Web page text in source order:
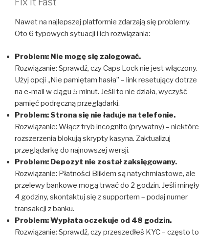
Nawet na najlepszej platformie zdarzają się problemy.
Oto 6 typowych sytuacji i ich rozwiązania:
Problem: Nie mogę się zalogować.
Rozwiązanie: Sprawdź, czy Caps Lock nie jest włączony.
Użyj opcji „Nie pamiętam hasła” – link resetujący dotrze
na e-mail w ciągu 5 minut. Jeśli to nie działa, wyczyść
pamięć podręczną przeglądarki.
Problem: Strona się nie ładuje na telefonie.
Rozwiązanie: Włącz tryb incognito (prywatny) – niektóre
rozszerzenia blokują skrypty kasyna. Zaktualizuj
przeglądarkę do najnowszej wersji.
Problem: Depozyt nie został zaksięgowany.
Rozwiązanie: Płatności Blikiem są natychmiastowe, ale
przelewy bankowe mogą trwać do 2 godzin. Jeśli minęły
4 godziny, skontaktuj się z supportem – podaj numer
transakcji z banku.
Problem: Wypłata oczekuje od 48 godzin.
Rozwiązanie: Sprawdź, czy przeszedłeś KYC – często to